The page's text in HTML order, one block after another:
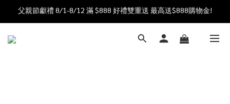
加入會員送$100購物金  加入LINE社群享優惠價
父親節獻禮 8/1-8/12 滿 $888 好禮雙重送 最高送$888購物金!